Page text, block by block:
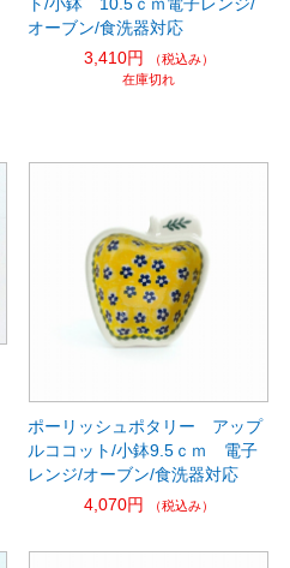
オーブン/食洗器対応
3,410円
（税込み）
在庫切れ
ポーリッシュポタリー アップ
ルココット/小鉢9.5ｃｍ 電子
レンジ/オーブン/食洗器対応
4,070円
（税込み）